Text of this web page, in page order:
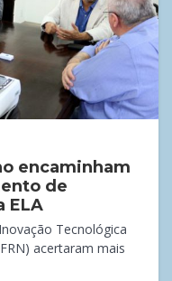
encaminham
de
ELA
Tecnológica
acertaram mais